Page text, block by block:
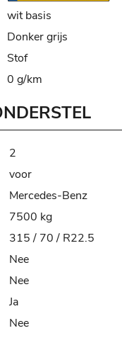
wit basis
Donker grijs
Stof
0 g/km
2
voor
Mercedes-Benz
7500 kg
315 / 70 / R22.5
Nee
Nee
Ja
Nee